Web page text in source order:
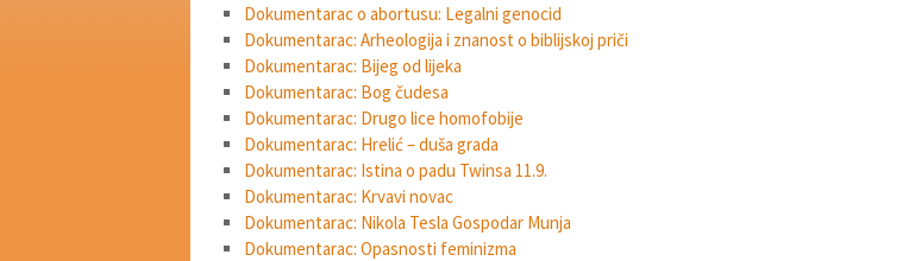
Dokumentarac o abortusu: Legalni genocid
Dokumentarac: Arheologija i znanost o biblijskoj priči
Dokumentarac: Bijeg od lijeka
Dokumentarac: Bog čudesa
Dokumentarac: Drugo lice homofobije
Dokumentarac: Hrelić – duša grada
Dokumentarac: Istina o padu Twinsa 11.9.
Dokumentarac: Krvavi novac
Dokumentarac: Nikola Tesla Gospodar Munja
Dokumentarac: Opasnosti feminizma